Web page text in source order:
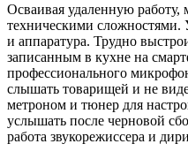
Осваивая удаленную работу,
техническими сложностями.
и аппаратура. Трудно
записанным в кухне на
профессионального
слышать товарищей и не
метроном и тюнер для
услышать после черновой
работа звукорежиссера и